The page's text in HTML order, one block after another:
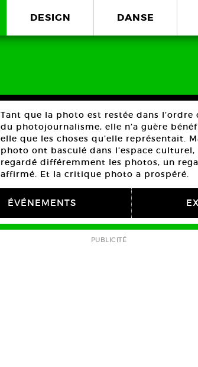
DESIGN DANSE
Tant que la photo est restée dans
du photojournalisme, elle n’a guère
elle que les choses qu’elle représentait.
photo ont basculé dans l’espace
regardé différemment les photos, un
affirmé. Et la critique photo a prospéré.
ÉVÉNEMENTS
PUBLICITÉ